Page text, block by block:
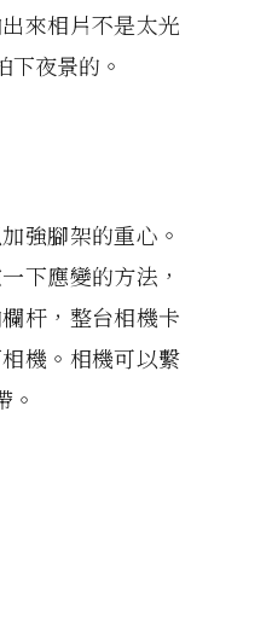
來相片不是太光
夜景的。
強腳架的重心。
下應變的方法，
杆，整台相機卡
機。相機可以繫
。